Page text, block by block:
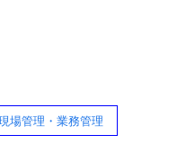
場管理・業務管理